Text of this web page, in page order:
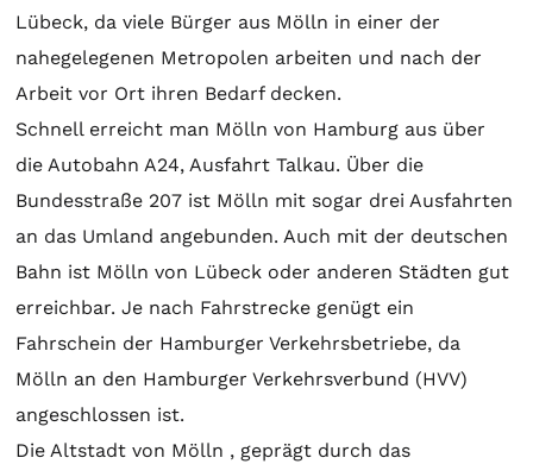
Lübeck, da viele Bürger aus Mölln in einer der
nahegelegenen Metropolen arbeiten und nach der
Arbeit vor Ort ihren Bedarf decken.
Schnell erreicht man Mölln von Hamburg aus über
die Autobahn A24, Ausfahrt Talkau. Über die
Bundesstraße 207 ist Mölln mit sogar drei Ausfahrten
an das Umland angebunden. Auch mit der deutschen
Bahn ist Mölln von Lübeck oder anderen Städten gut
erreichbar. Je nach Fahrstrecke genügt ein
Fahrschein der Hamburger Verkehrsbetriebe, da
Mölln an den Hamburger Verkehrsverbund (HVV)
angeschlossen ist.
Die Altstadt von Mölln , geprägt durch das